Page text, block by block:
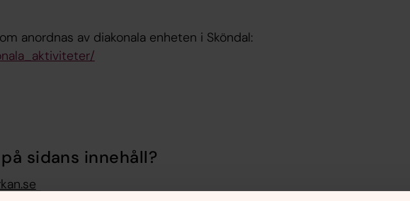
anordnas av diakonala enheten i Sköndal:
sidans innehåll?